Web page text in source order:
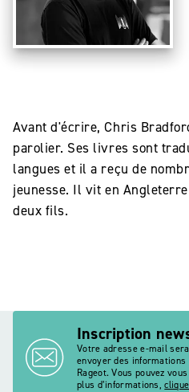
Avant d'écrire, Chris
parolier. Ses livres sont
langues et il a reçu de
jeunesse. Il vit en
deux fils.
Inscription
Votre adresse e-mail
envoyer des
Rageot. Vous pouvez
plus d’informations,